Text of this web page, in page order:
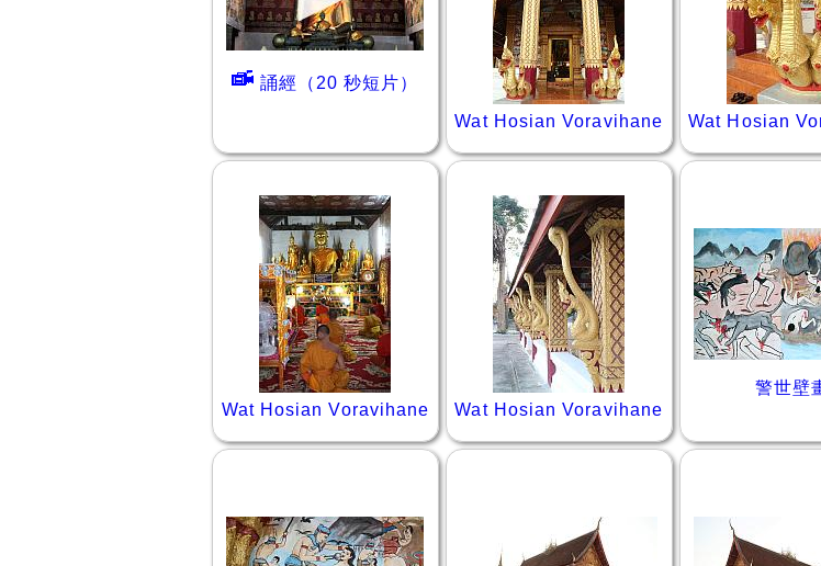
誦經（20 秒短片）
Wat Hosian Voravihane Wat Hosian
Wat Hosian Voravihane Wat Hosian Voravihane
警世壁